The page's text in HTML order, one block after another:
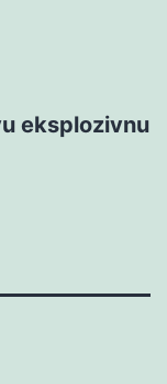
eksplozivnu